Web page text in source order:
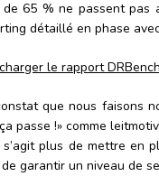
de 65 % ne passent pas
détaillé en phase
le rapport
que nous faisons
passe !» comme
plus de mettre en
garantir un niveau de